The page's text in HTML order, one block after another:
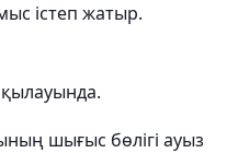
істеп жатыр.
шығыс бөлігі ауыз